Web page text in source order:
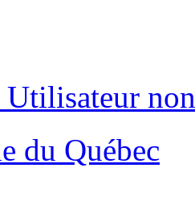
Utilisateur
du Québec